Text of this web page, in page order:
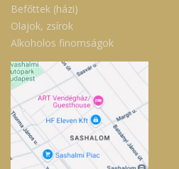
Befőttek (házi)
Olajok, zsírok
Alkoholos finomságok